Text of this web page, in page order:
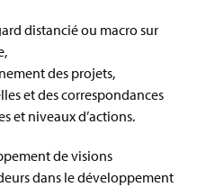
distancié ou macro sur
des projets,
et des correspondances
et niveaux d’actions.
de visions
dans le développement